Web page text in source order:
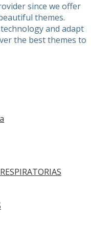
since we offer
themes.
and adapt
the best themes to